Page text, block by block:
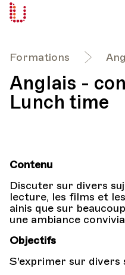
Formations
Anglais -
Lunch time
Contenu
Discuter sur divers
lecture, les films et
ainis que sur
une ambiance
Objectifs
S'exprimer sur divers